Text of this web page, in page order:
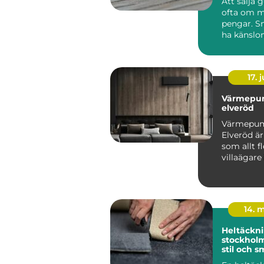
ofta om
pengar.
ha
komma
17.
elveröd
Elveröd
som allt
villaägare
14.
stockholm
stil och